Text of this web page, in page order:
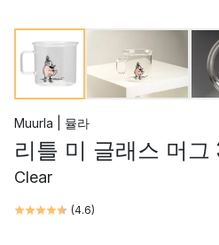
Muurla | 뮬라
리틀 미 글래스 머그
Clear
(4.6)